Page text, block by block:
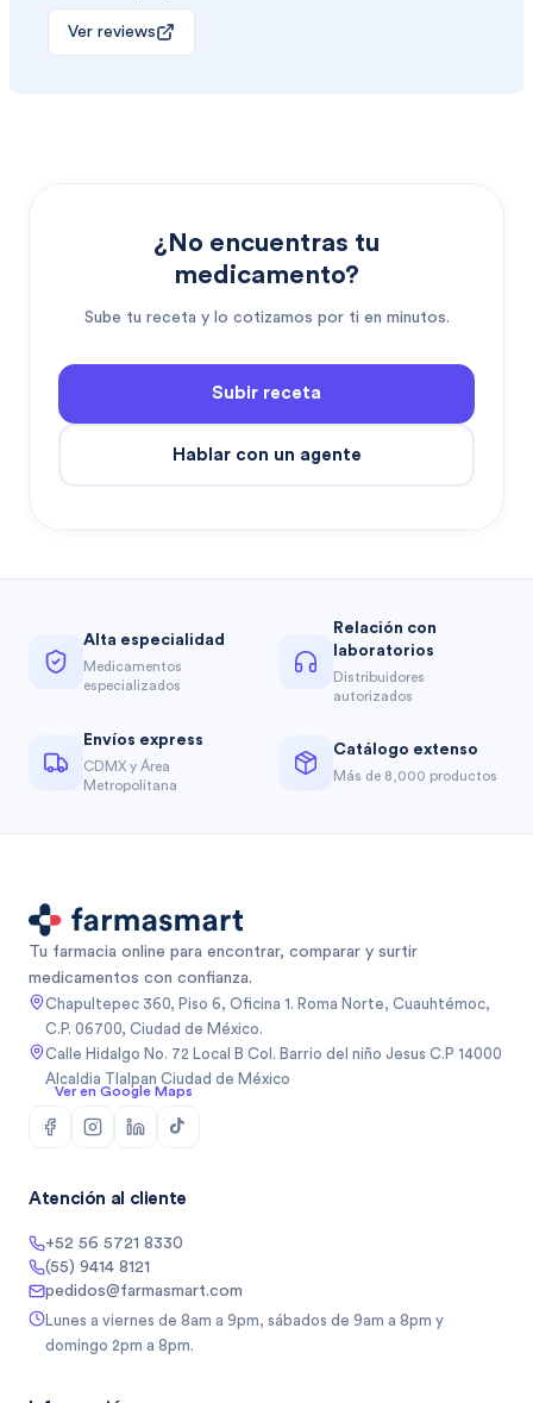
Ver reviews
¿No encuentras tu
medicamento?
Sube tu receta y lo cotizamos por ti en minutos.
Subir receta
Hablar con un agente
Alta especialidad
Medicamentos
especializados
Relación con
laboratorios
Distribuidores
autorizados
Envíos express
CDMX y Área
Metropolitana
Catálogo extenso
Más de 8,000 productos
Tu farmacia online para encontrar, comparar y surtir
medicamentos con confianza.
Chapultepec 360, Piso 6, Oficina 1. Roma Norte, Cuauhtémoc,
C.P. 06700, Ciudad de México.
Calle Hidalgo No. 72 Local B Col. Barrio del niño Jesus C.P 14000
Alcaldia Tlalpan Ciudad de México
Ver en Google Maps
Atención al cliente
+52 56 5721 8330
(55) 9414 8121
pedidos@farmasmart.com
Lunes a viernes de 8am a 9pm, sábados de 9am a 8pm y
domingo 2pm a 8pm.